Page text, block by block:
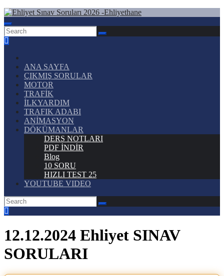
Skip
to
content
Ehliyet Sınav Soruları 2026 -Ehliyethane
ANA SAYFA
ÇIKMIŞ SORULAR
MOTOR
TRAFİK
İLKYARDIM
TRAFIK ADABI
ANİMASYON
DÖKÜMANLAR
DERS NOTLARI
PDF İNDİR
Blog
10 SORU
HIZLI TEST 25
YOUTUBE VIDEO
12.12.2024 Ehliyet SINAV
SORULARI